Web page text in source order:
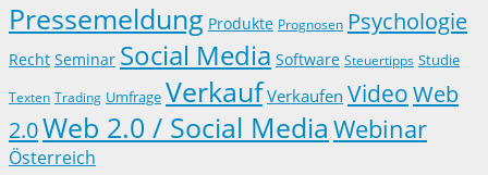
Pressemeldung Produkte Prognosen Psychologie
Recht Seminar Social Media Software Steuertipps Studie
Texten Trading Umfrage Verkauf Verkaufen VideoWeb
2.0Web 2.0 / Social Media Webinar
Österreich